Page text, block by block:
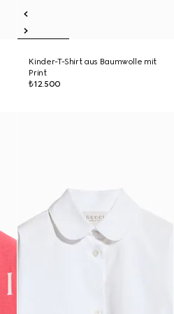
Kinder-T-Shirt aus Baumwolle mit
Print
₺12.500